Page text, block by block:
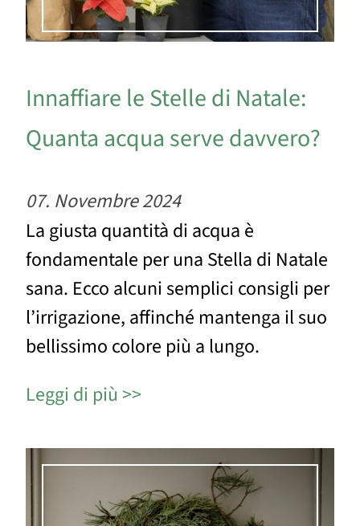
Innaffiare le Stelle di Natale:
Quanta acqua serve davvero?
07. Novembre 2024
La giusta quantità di acqua è
fondamentale per una Stella di Natale
sana. Ecco alcuni semplici consigli per
l’irrigazione, affinché mantenga il suo
bellissimo colore più a lungo.
Leggi di più